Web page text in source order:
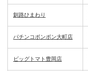
釧路ひまわり
パチンコボンボン大町店
ビッグトマト豊岡店